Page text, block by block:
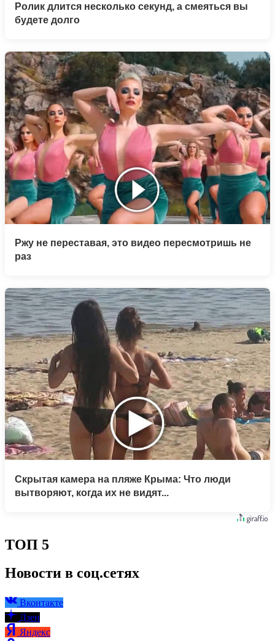
Ролик длится несколько секунд, а смеяться вы
будете долго
Ржу не переставая, это видео пересмотришь не
раз
Скрытая камера на пляже Крыма: Что люди
вытворяют, когда их не видят...
ТОП 5
Новости в соц.сетях
Вконтакте
Дзен
Яндекс